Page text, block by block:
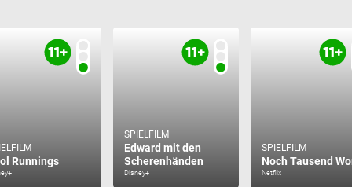
Runnings
SPIELFILM
Edward mit den
Scherenhänden
Disney+
SPIELFILM
Noch Tausend
Netflix